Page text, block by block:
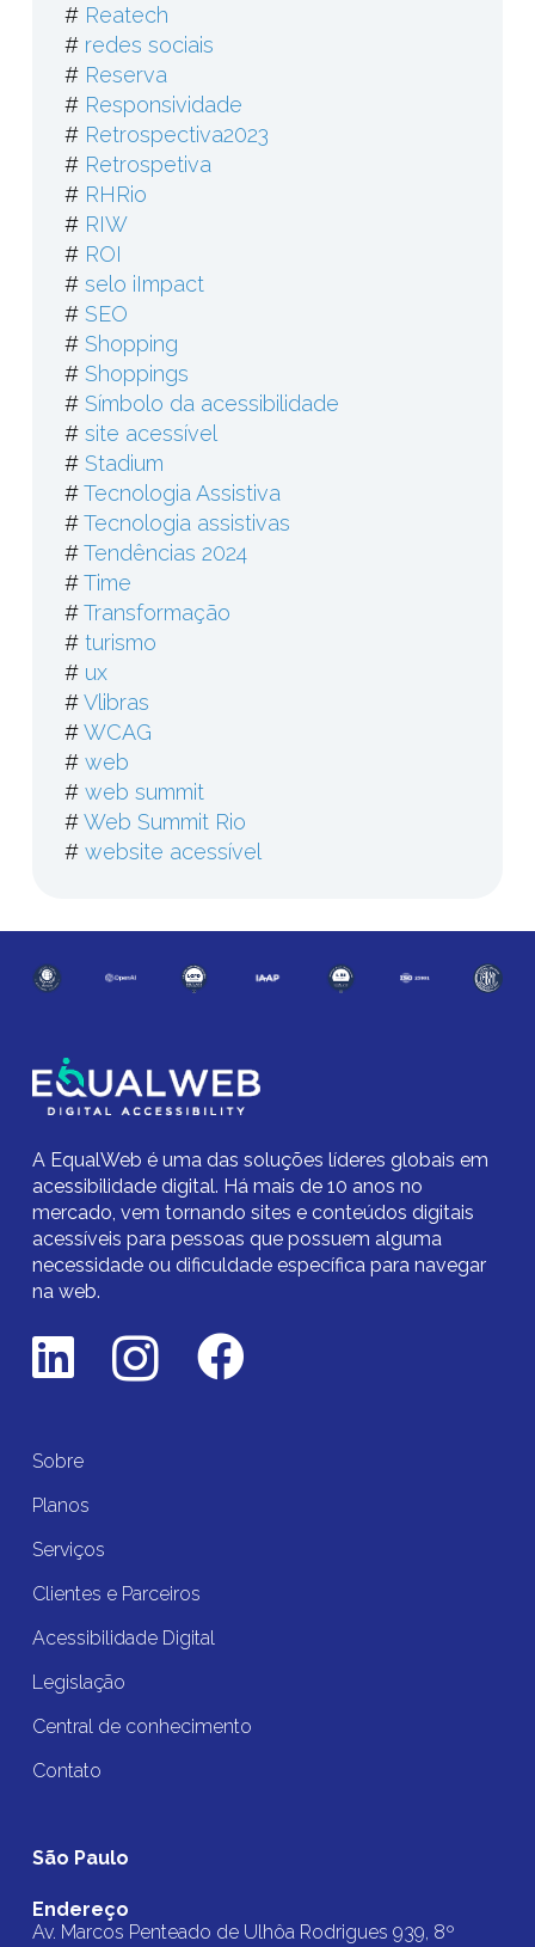
# Reatech
# redes sociais
# Reserva
# Responsividade
# Retrospectiva2023
# Retrospetiva
# RHRio
# RIW
# ROI
# selo iImpact
# SEO
# Shopping
# Shoppings
# Símbolo da acessibilidade
# site acessível
# Stadium
#Tecnologia Assistiva
#Tecnologia assistivas
#Tendências 2024
#Time
#Transformação
# turismo
# ux
#Vlibras
#WCAG
# web
# web summit
#Web Summit Rio
# website acessível
A EqualWeb é uma das soluções líderes globais em
acessibilidade digital. Há mais de 10 anos no
mercado, vem tornando sites e conteúdos digitais
acessíveis para pessoas que possuem alguma
necessidade ou dificuldade específica para navegar
na web.
Sobre
Planos
Serviços
Clientes e Parceiros
Acessibilidade Digital
Legislação
Central de conhecimento
Contato
São Paulo
Endereço
Av. Marcos Penteado de Ulhôa Rodrigues 939, 8º